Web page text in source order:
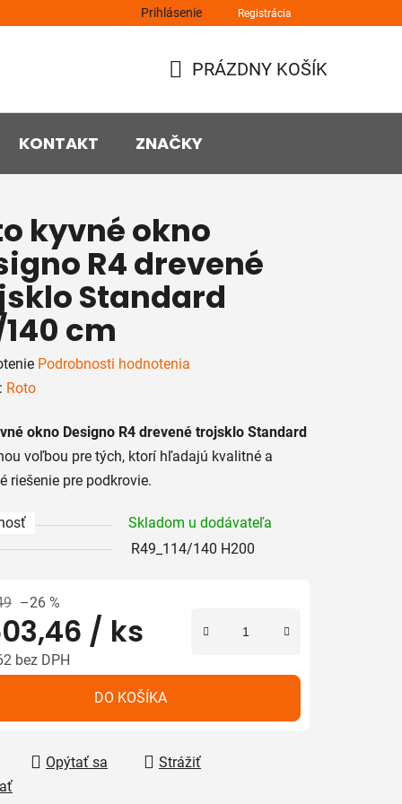
Prihlásenie Registrácia
KOŠÍK
PRÁZDNY KOŠÍK
KONTAKT ZNAČKY
kyvné okno
R4 drevené
Standard
140 cm
Podrobnosti hodnotenia
Roto
okno Designo R4 drevené trojsklo Standard
voľbou pre tých, ktorí hľadajú kvalitné a
riešenie pre podkrovie.
Skladom u dodávateľa
R49_114/140 H200
–26 %
/ ks
bez DPH
DO KOŠÍKA
Opýtať sa
Strážiť